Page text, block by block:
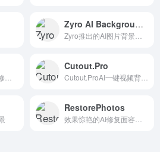
Zyro AI Background Remover
Cutout.Pro
RestorePhotos